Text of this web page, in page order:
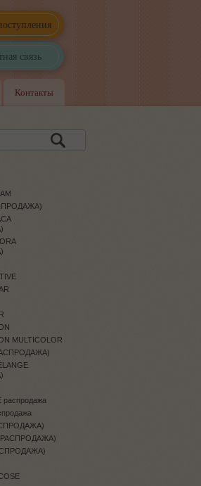
связь
Контакты
MULTICOLOR
распродажа
(РАСПРОДАЖА)